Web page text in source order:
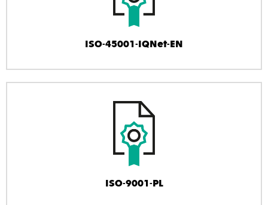
ISO-45001-IQNet-EN
ISO-9001-PL